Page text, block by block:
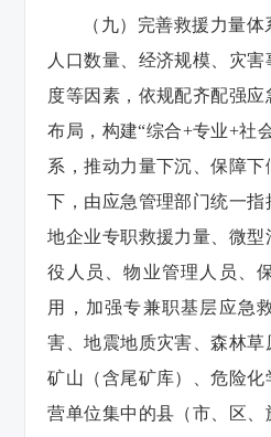
（九）完善救援力量
人口数量、经济规模、灾
度等因素，依规配齐配强
布局，构建“综合+专业+社
系，推动力量下沉、保障
下，由应急管理部门统一
地企业专职救援力量、微
役人员、物业管理人员、
用，加强专兼职基层应急
害、地震地质灾害、森林
矿山（含尾矿库）、危险
营单位集中的县（市、区